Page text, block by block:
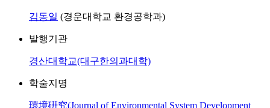
김동일 (경운대학교 환경공학과)
발행기관
경산대학교(대구한의과대학)
학술지명
環境硏究(Journal of Environmental System Development